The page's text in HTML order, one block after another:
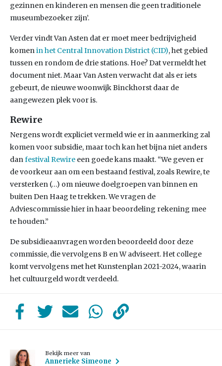
gezinnen en kinderen en mensen die geen traditionele
museumbezoeker zijn’.
Verder vindt Van Asten dat er moet meer bedrijvigheid
komenin het Central Innovation District (CID), het gebied
tussen en rondom de drie stations. Hoe? Dat vermeldt het
document niet. Maar Van Asten verwacht dat als er iets
gebeurt, de nieuwe woonwijk Binckhorst daar de
aangewezen plek voor is.
Rewire
Nergens wordt expliciet vermeld wie er in aanmerking zal
komen voor subsidie, maar toch kan het bijna niet anders
danfestival Rewire een goede kans maakt. “We geven er
de voorkeur aan om een bestaand festival, zoals Rewire, te
versterken (…) om nieuwe doelgroepen van binnen en
buiten Den Haag te trekken. We vragen de
Adviescommissie hier in haar beoordeling rekening mee
te houden.”
De subsidieaanvragen worden beoordeeld door deze
commissie, die vervolgens B en W adviseert. Het college
komt vervolgens met het Kunstenplan 2021-2024, waarin
het cultuurgeld wordt verdeeld.
Bekijk meer van
Annerieke Simeone